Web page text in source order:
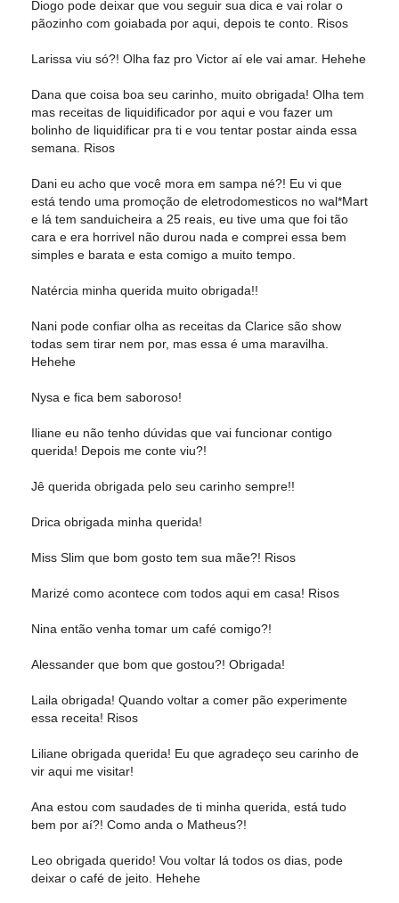
Diogo pode deixar que vou seguir sua dica e vai rolar o
pãozinho com goiabada por aqui, depois te conto. Risos
Larissa viu só?! Olha faz pro Victor aí ele vai amar. Hehehe
Dana que coisa boa seu carinho, muito obrigada! Olha tem
mas receitas de liquidificador por aqui e vou fazer um
bolinho de liquidificar pra ti e vou tentar postar ainda essa
semana. Risos
Dani eu acho que você mora em sampa né?! Eu vi que
está tendo uma promoção de eletrodomesticos no wal*Mart
e lá tem sanduicheira a 25 reais, eu tive uma que foi tão
cara e era horrivel não durou nada e comprei essa bem
simples e barata e esta comigo a muito tempo.
Natércia minha querida muito obrigada!!
Nani pode confiar olha as receitas da Clarice são show
todas sem tirar nem por, mas essa é uma maravilha.
Hehehe
Nysa e fica bem saboroso!
Iliane eu não tenho dúvidas que vai funcionar contigo
querida! Depois me conte viu?!
Jê querida obrigada pelo seu carinho sempre!!
Drica obrigada minha querida!
Miss Slim que bom gosto tem sua mãe?! Risos
Marizé como acontece com todos aqui em casa! Risos
Nina então venha tomar um café comigo?!
Alessander que bom que gostou?! Obrigada!
Laila obrigada! Quando voltar a comer pão experimente
essa receita! Risos
Liliane obrigada querida! Eu que agradeço seu carinho de
vir aqui me visitar!
Ana estou com saudades de ti minha querida, está tudo
bem por aí?! Como anda o Matheus?!
Leo obrigada querido! Vou voltar lá todos os dias, pode
deixar o café de jeito. Hehehe